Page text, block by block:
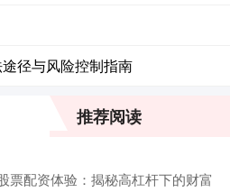
径与风险控制指南
推荐阅读
票配资体验：揭秘高杠杆下的财富